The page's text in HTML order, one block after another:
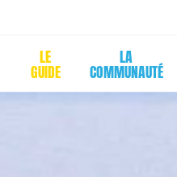
LE
GUIDE
LA
COMMUNAUTÉ